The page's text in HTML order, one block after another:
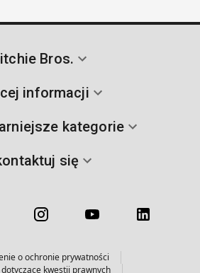
Bros.
informacji
kategorie
się
o ochronie prywatności
kwestii prawnych